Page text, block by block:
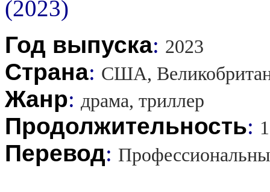
Год выпуска: 2023
Страна: США,
Жанр: драма, триллер
Продолжительность:
Перевод: